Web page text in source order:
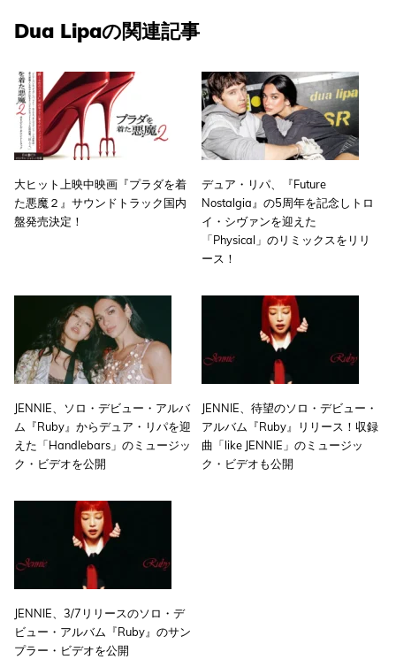
Dua Lipaの関連記事
大ヒット上映中映画『プラダを着
た悪魔２』サウンドトラック国内
盤発売決定！
デュア・リパ、『Future
Nostalgia』の5周年を記念しトロ
イ・シヴァンを迎えた
「Physical」のリミックスをリリ
ース！
JENNIE、ソロ・デビュー・アルバ
ム『Ruby』からデュア・リパを迎
えた「Handlebars」のミュージッ
ク・ビデオを公開
JENNIE、待望のソロ・デビュー・
アルバム『Ruby』リリース！収録
曲「like JENNIE」のミュージッ
ク・ビデオも公開
JENNIE、3/7リリースのソロ・デ
ビュー・アルバム『Ruby』のサン
プラー・ビデオを公開